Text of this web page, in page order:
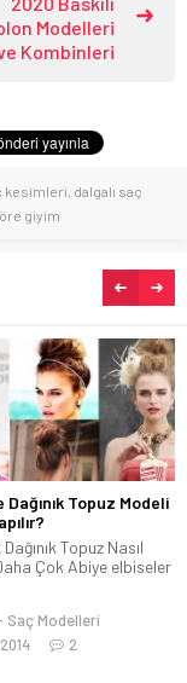
Modelleri
Kombinleri
kesimleri, dalgalı saç
giyim
Dağınık Topuz Modeli
Topuz Nasıl
Çok Abiye elbiseler
Saç Modelleri
2